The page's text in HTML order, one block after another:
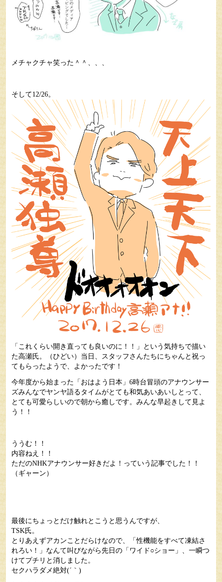
メチャクチャ笑った＾＾、、、
そして12/26。
「これくらい開き直っても良いのに！！」という気持ちで描い
た高瀬氏。（ひどい）当日、スタッフさんたちにちゃんと祝っ
てもらったようで、よかったです！
今年度から始まった「おはよう日本」6時台冒頭のアナウンサー
ズみんなでヤンヤ語るタイムがとても和気あいあいしとって、
とても可愛らしいので朝から癒しです。みんな早起きして見よ
う！！
ううむ！！
内容ねえ！！
ただのNHKアナウンサー好きだよ！っていう記事でした！！
（ギャーン）
最後にちょっとだけ触れとこうと思うんですが、
TSK氏。
とりあえずアカンことだらけなので、「性機能をすべて凍結さ
れろい！」なんて叫びながら先日の「ワイド○ショー」、一瞬つ
けてプチリと消しました。
セクハラダメ絶対(´｀)